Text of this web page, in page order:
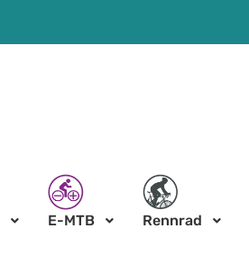
E-MTB Rennrad